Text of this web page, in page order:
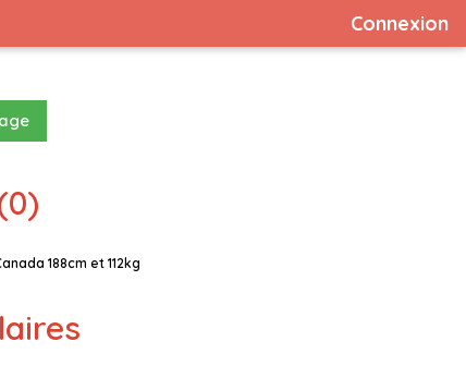
Connexion
188cm et 112kg